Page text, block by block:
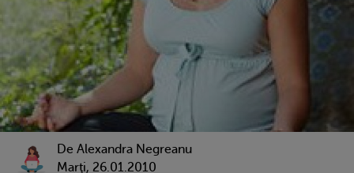
De Alexandra Negreanu
Marţi, 26.01.2010